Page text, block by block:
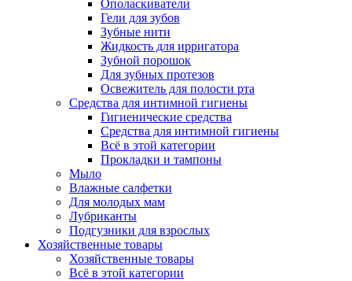
Ополаскиватели
Гели для зубов
Зубные нити
Жидкость для ирригатора
Зубной порошок
Для зубных протезов
Освежитель для полости рта
Средства для интимной гигиены
Гигиенические средства
Средства для интимной гигиены
Всё в этой категории
Прокладки и тампоны
Мыло
Влажные салфетки
Для молодых мам
Лубриканты
Подгузники для взрослых
Хозяйственные товары
Хозяйственные товары
Всё в этой категории